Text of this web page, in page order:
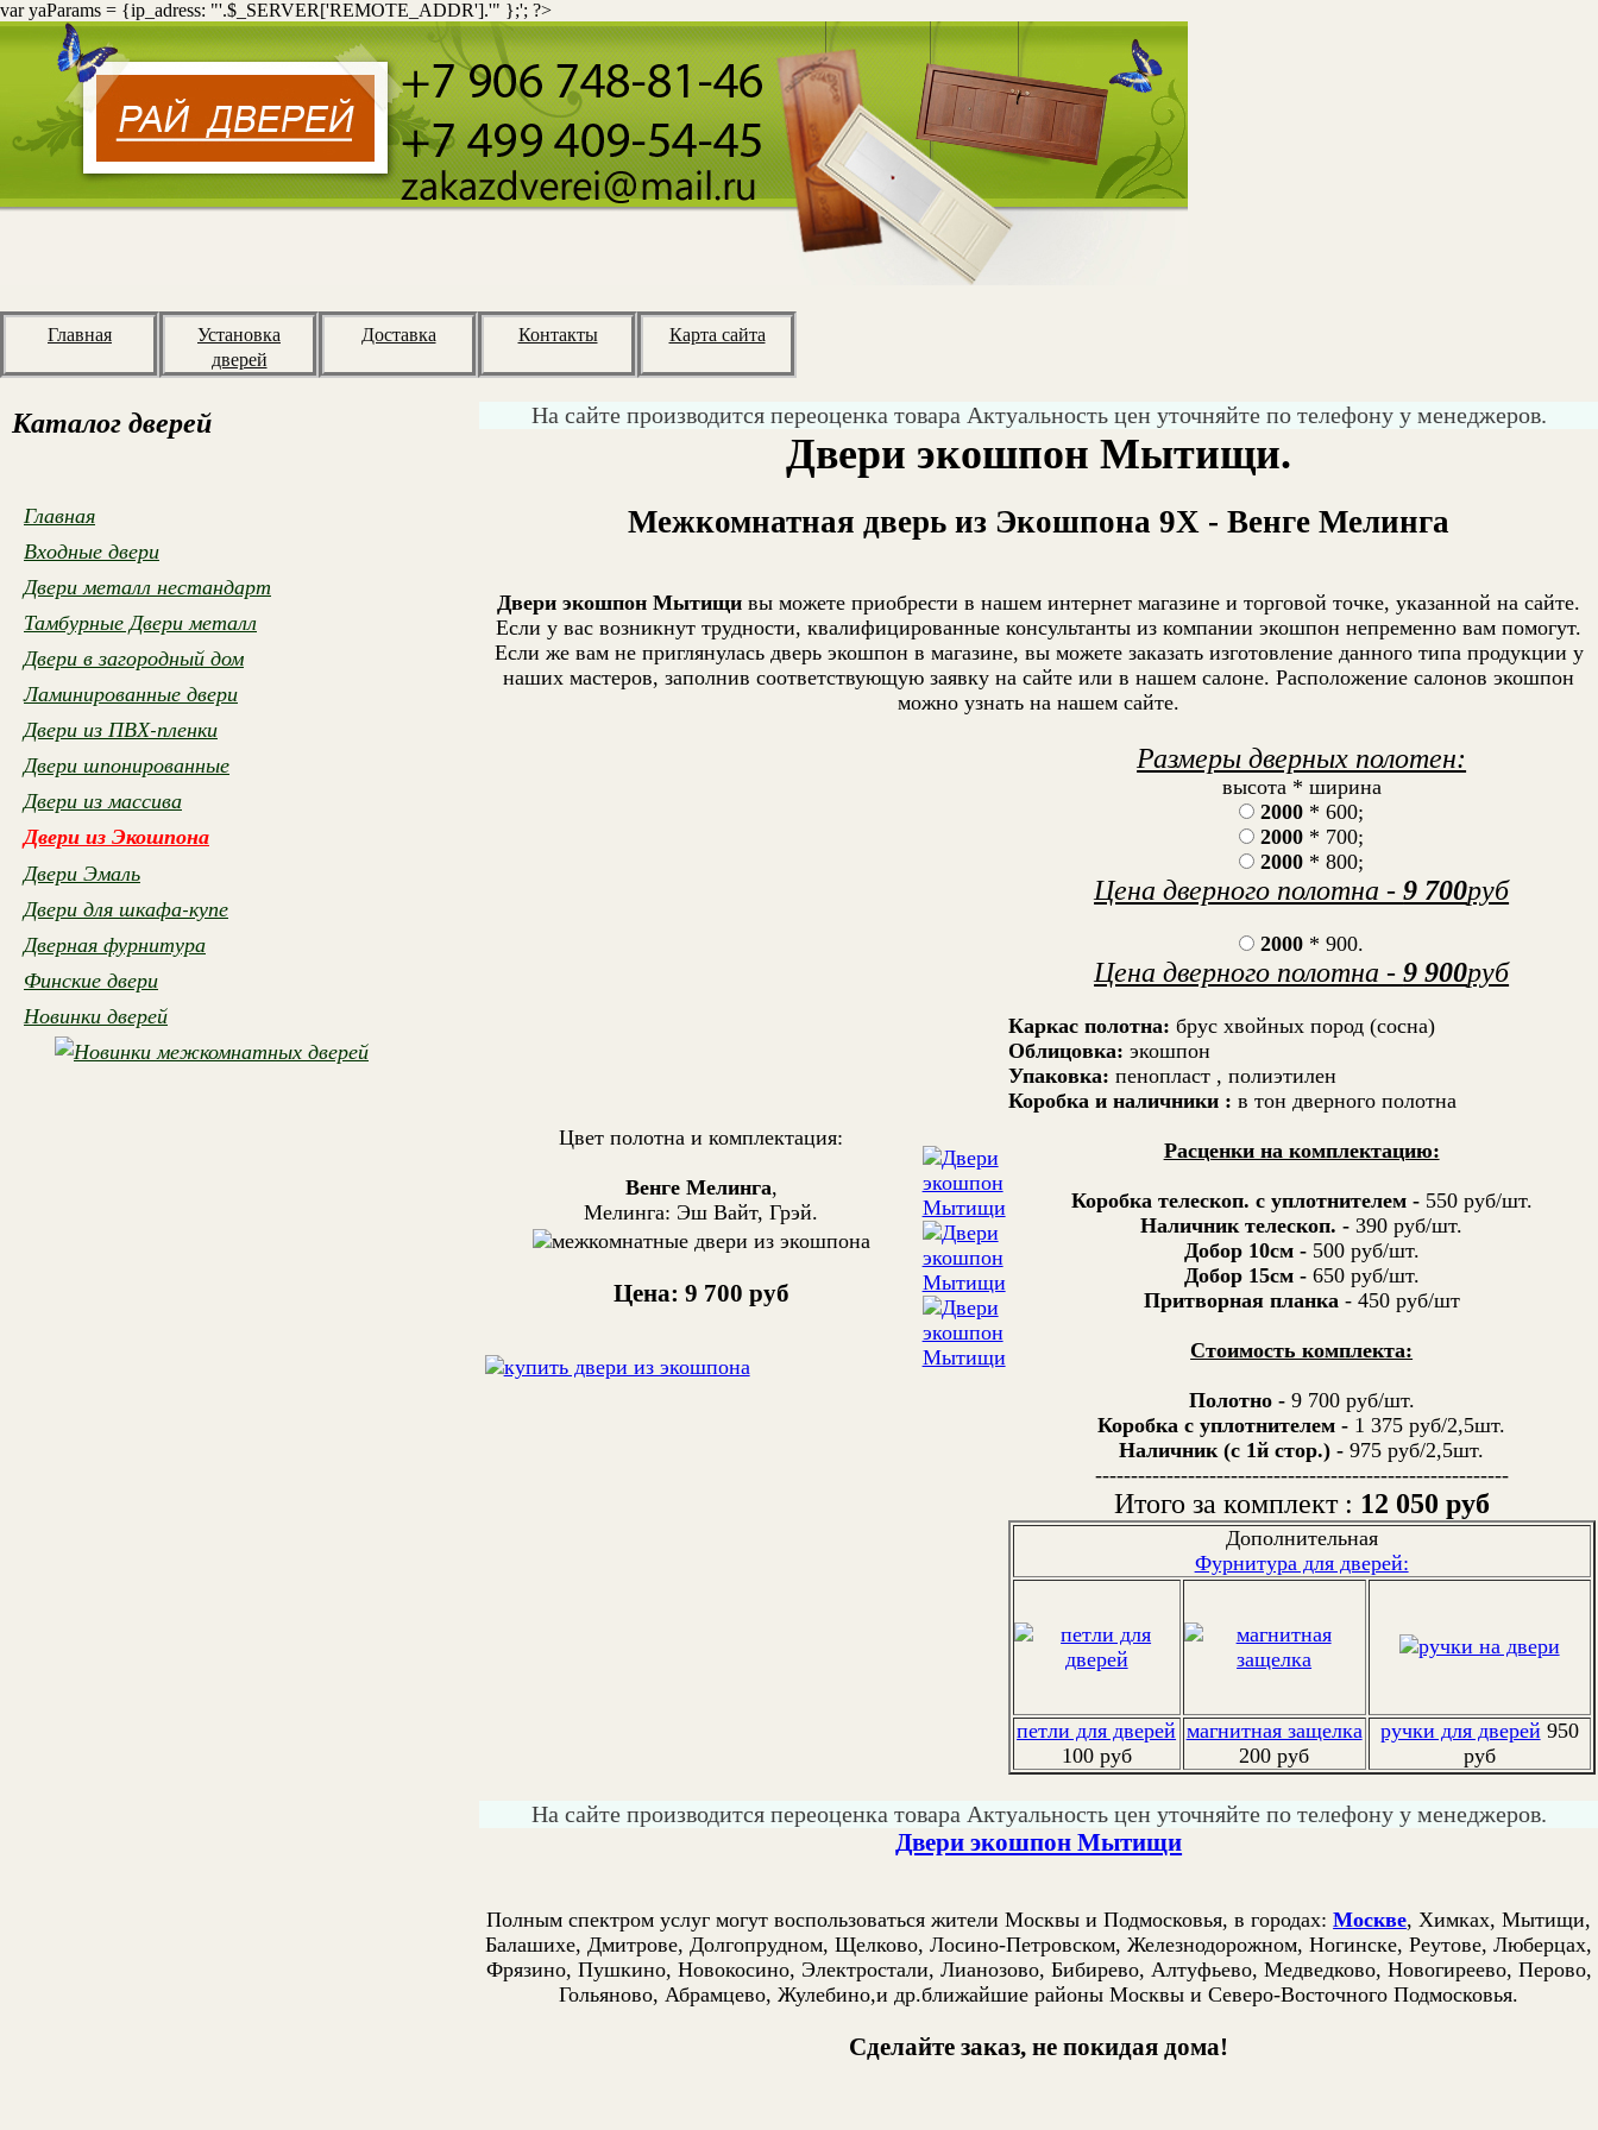
var yaParams = {ip_adress: "'.$_SERVER['REMOTE_ADDR'].'" };'; ?>
Главная
Установка
дверей
Доставка Контакты Карта сайта
Каталог дверей
Главная
Входные двери
Двери металл нестандарт
Тамбурные Двери металл
Двери в загородный дом
Ламинированные двери
Двери из ПВХ-пленки
Двери шпонированные
Двери из массива
Двери из Экошпона
Двери Эмаль
Двери для шкафа-купе
Дверная фурнитура
Финские двери
Новинки дверей
На сайте производится переоценка товара Актуальность цен уточняйте по телефону у менеджеров.
Двери экошпон Мытищи.
Межкомнатная дверь из Экошпона 9Х - Венге Мелинга
Двери экошпон Мытищи вы можете приобрести в нашем интернет магазине и торговой точке, указанной на сайте.
Если у вас возникнут трудности, квалифицированные консультанты из компании экошпон непременно вам помогут.
Если же вам не приглянулась дверь экошпон в магазине, вы можете заказать изготовление данного типа продукции у
наших мастеров, заполнив соответствующую заявку на сайте или в нашем салоне. Расположение салонов экошпон
можно узнать на нашем сайте.
Цвет полотна и комплектация:
Венге Мелинга,
Мелинга: Эш Вайт, Грэй.
Цена: 9 700 руб
Размеры дверных полотен:
высота * ширина
2000 * 600;
2000 * 700;
2000 * 800;
Цена дверного полотна -9 700руб
2000 * 900.
Цена дверного полотна -9 900руб
Каркас полотна: брус хвойных пород (сосна)
Облицовка: экошпон
Упаковка: пенопласт , полиэтилен
Коробка и наличники : в тон дверного полотна
Расценки на комплектацию:
Коробка телескоп. с уплотнителем -550 руб/шт.
Наличник телескоп. - 390 руб/шт.
Добор 10см -500 руб/шт.
Добор 15см -650 руб/шт.
Притворная планка- 450 руб/шт
Стоимость комплекта:
Полотно -9 700 руб/шт.
Коробка с уплотнителем - 1 375 руб/2,5шт.
Наличник (с 1й стор.) - 975 руб/2,5шт.
----------------------------------------------------------
Итого за комплект : 12 050 руб
Дополнительная
Фурнитура для дверей:
петли для дверей
100 руб
магнитная защелка
200 руб
ручки для дверей 950
руб
На сайте производится переоценка товара Актуальность цен уточняйте по телефону у менеджеров.
Двери экошпон Мытищи
Полным спектром услуг могут воспользоваться жители Москвы и Подмосковья, в городах:Москве, Химках, Мытищи,
Балашихе, Дмитрове, Долгопрудном, Щелково, Лосино-Петровском, Железнодорожном, Ногинске, Реутове, Люберцах,
Фрязино, Пушкино, Новокосино, Электростали, Лианозово, Бибирево, Алтуфьево, Медведково, Новогиреево, Перово,
Гольяново, Абрамцево, Жулебино,и др.ближайшие районы Москвы и Северо-Восточного Подмосковья.
Сделайте заказ, не покидая дома!